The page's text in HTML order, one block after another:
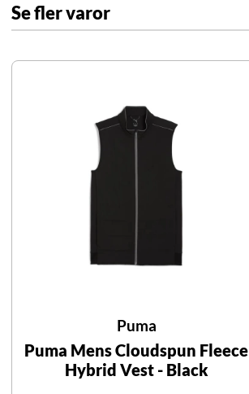
Se fler varor
Puma
Puma Mens Cloudspun Fleece
Hybrid Vest - Black